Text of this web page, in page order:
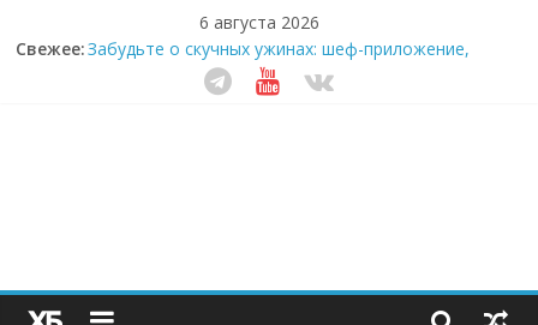
6 августа 2026
Свежее:Забудьте о скучных ужинах: шеф-приложение,
которое видит вашу еду насквозь
Небо зовёт: как бизнес на полётах дронов и
Секрет супергидратации: почему кокосовая вода с
пребиотиками становится главным трендом